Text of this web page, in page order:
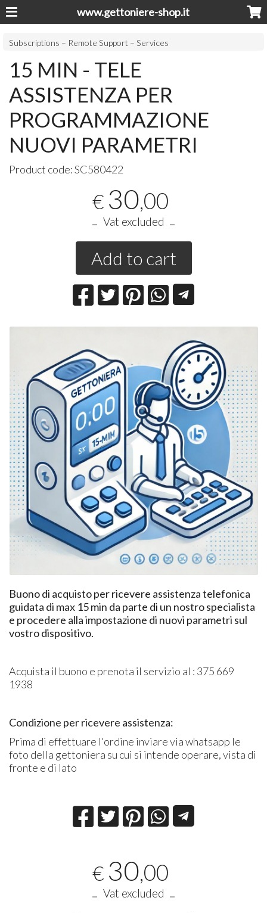
www.gettoniere-shop.it
Subscriptions – Remote Support – Services
15 MIN - TELE
ASSISTENZA PER
PROGRAMMAZIONE
NUOVI PARAMETRI
Product code:SC580422
€ 30,00
Vat excluded
Add to cart
Buono di acquisto per ricevere assistenza telefonica
guidata di max 15 min da parte di un nostro specialista
e procedere alla impostazione di nuovi parametri sul
vostro dispositivo.
Acquista il buono e prenota il servizio al : 375 669
1938
Condizione per ricevere assistenza:
Prima di effettuare l'ordine inviare via whatsapp le
foto della gettoniera su cui si intende operare, vista di
fronte e di lato
€ 30,00
Vat excluded